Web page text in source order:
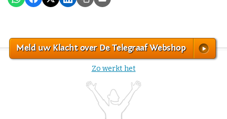
Meld uw Klacht over De Telegraaf Webshop
Zo werkt het